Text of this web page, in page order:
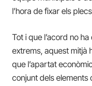
l’hora de fixar els
Tot i que l’acord no
extrems, aquest mitjà
que l’apartat
conjunt dels elements